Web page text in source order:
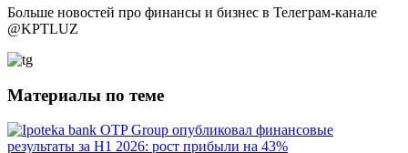
Больше новостей про финансы и бизнес в Телеграм-канале
@KPTLUZ
Материалы по теме